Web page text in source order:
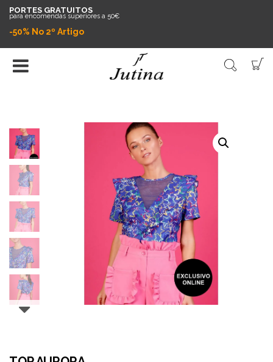
PORTES GRATUITOS
para encomendas superiores a 50€
-50% No 2º Artigo